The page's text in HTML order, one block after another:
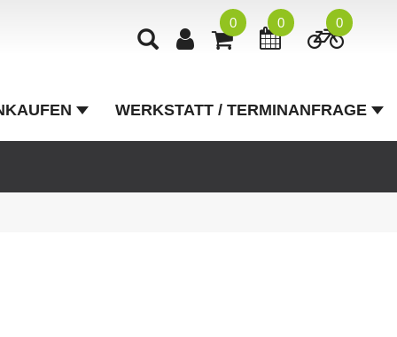
0 0 0
WERKSTATT / TERMINANFRAGE